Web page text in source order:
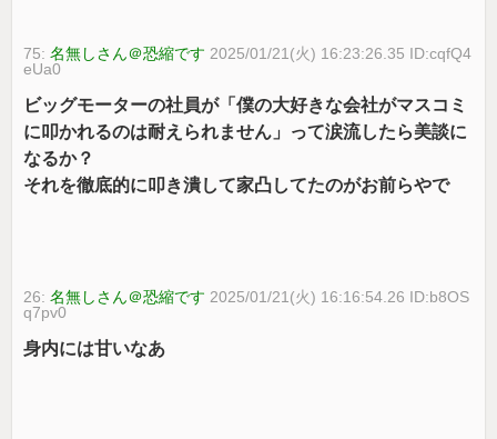
75:名無しさん＠恐縮です 2025/01/21(火) 16:23:26.35 ID:cqfQ4
eUa0
ビッグモーターの社員が「僕の大好きな会社がマスコミ
に叩かれるのは耐えられません」って涙流したら美談に
なるか？
それを徹底的に叩き潰して家凸してたのがお前らやで
26:名無しさん＠恐縮です 2025/01/21(火) 16:16:54.26 ID:b8OS
q7pv0
身内には甘いなあ